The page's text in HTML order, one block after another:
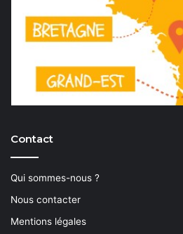
Contact
Qui sommes-nous ?
Nous contacter
Mentions légales